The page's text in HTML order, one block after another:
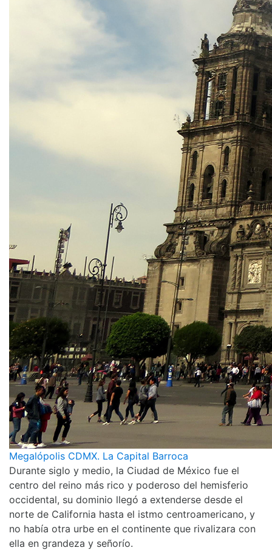
Megalópolis CDMX. La Capital Barroca
Durante siglo y medio, la Ciudad de México fue el
centro del reino más rico y poderoso del hemisferio
occidental, su dominio llegó a extenderse desde el
norte de California hasta el istmo centroamericano, y
no había otra urbe en el continente que rivalizara con
ella en grandeza y señorío.